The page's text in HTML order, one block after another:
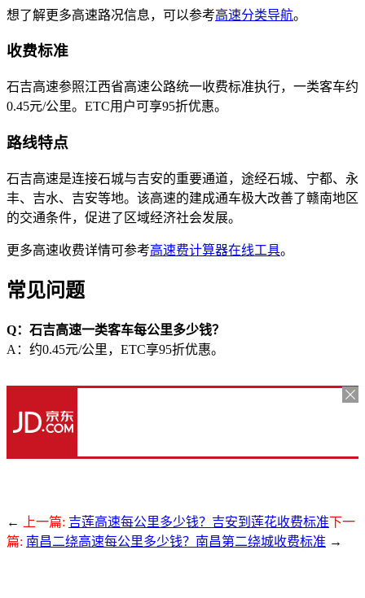
想了解更多高速路况信息，可以参考高速分类导航。
收费标准
石吉高速参照江西省高速公路统一收费标准执行，一类客车约
0.45元/公里。ETC用户可享95折优惠。
路线特点
石吉高速是连接石城与吉安的重要通道，途经石城、宁都、永
丰、吉水、吉安等地。该高速的建成通车极大改善了赣南地区
的交通条件，促进了区域经济社会发展。
更多高速收费详情可参考高速费计算器在线工具。
常见问题
Q：石吉高速一类客车每公里多少钱？
A：约0.45元/公里，ETC享95折优惠。
← 上一篇: 吉莲高速每公里多少钱？吉安到莲花收费标准下一
篇: 南昌二绕高速每公里多少钱？南昌第二绕城收费标准 →